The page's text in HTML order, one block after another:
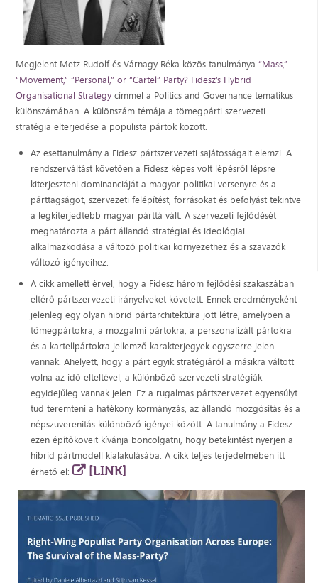
Megjelent Metz Rudolf és Várnagy Réka közös tanulmánya “Mass,”
“Movement,” “Personal,” or “Cartel” Party? Fidesz’s Hybrid
Organisational Strategy címmel a Politics and Governance tematikus
különszámában. A különszám témája a tömegpárti szervezeti
stratégia elterjedése a populista pártok között.
Az esettanulmány a Fidesz pártszervezeti sajátosságait elemzi. A
rendszerváltást követően a Fidesz képes volt lépésről lépsre
kiterjeszteni dominanciáját a magyar politikai versenyre és a
párttagságot, szervezeti felépítést, forrásokat és befolyást tekintve
a legkiterjedtebb magyar párttá vált. A szervezeti fejlődését
meghatározta a párt állandó stratégiai és ideológiai
alkalmazkodása a változó politikai környezethez és a szavazók
változó igényeihez.
A cikk amellett érvel, hogy a Fidesz három fejlődési szakaszában
eltérő pártszervezeti irányelveket követett. Ennek eredményeként
jelenleg egy olyan hibrid pártarchitektúra jött létre, amelyben a
tömegpártokra, a mozgalmi pártokra, a perszonalizált pártokra
és a kartellpártokra jellemző karakterjegyek egyszerre jelen
vannak. Ahelyett, hogy a párt egyik stratégiáról a másikra váltott
volna az idő elteltével, a különböző szervezeti stratégiák
egyidejűleg vannak jelen. Ez a rugalmas pártszervezet egyensúlyt
tud teremteni a hatékony kormányzás, az állandó mozgósítás és a
népszuverenitás különböző igényei között. A tanulmány a Fidesz
ezen építőköveit kívánja boncolgatni, hogy betekintést nyerjen a
hibrid pártmodell kialakulásába. A cikk teljes terjedelmében itt
érhető el:
[LINK]